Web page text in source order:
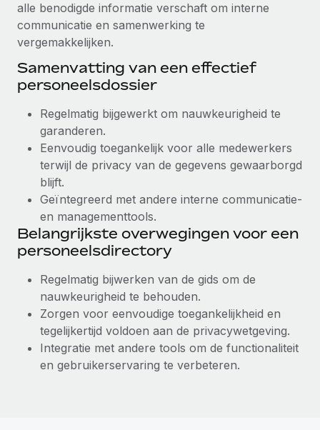
Phiture, een toonaangevende leider in de wereldwijde
mobiele groeiadviessector, zet zich sinds 2016...
Meer informatie
alle benodigde informatie verschaft om interne
communicatie en samenwerking te
vergemakkelijken.
Samenvatting van een effectief
personeelsdossier
Regelmatig bijgewerkt om nauwkeurigheid te
garanderen.
Eenvoudig toegankelijk voor alle medewerkers
terwijl de privacy van de gegevens gewaarborgd
blijft.
Geïntegreerd met andere interne communicatie-
en managementtools.
Belangrijkste overwegingen voor een
personeelsdirectory
Regelmatig bijwerken van de gids om de
nauwkeurigheid te behouden.
Zorgen voor eenvoudige toegankelijkheid en
tegelijkertijd voldoen aan de privacywetgeving.
Integratie met andere tools om de functionaliteit
en gebruikerservaring te verbeteren.